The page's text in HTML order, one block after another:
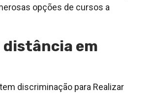
opções de cursos a
distância em
discriminação para Realizar